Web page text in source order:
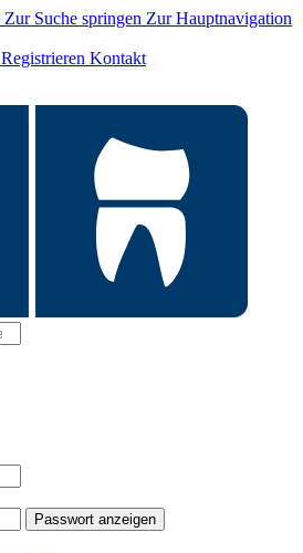
Zur Suche springen Zur Hauptnavigation
Registrieren Kontakt
Passwort anzeigen